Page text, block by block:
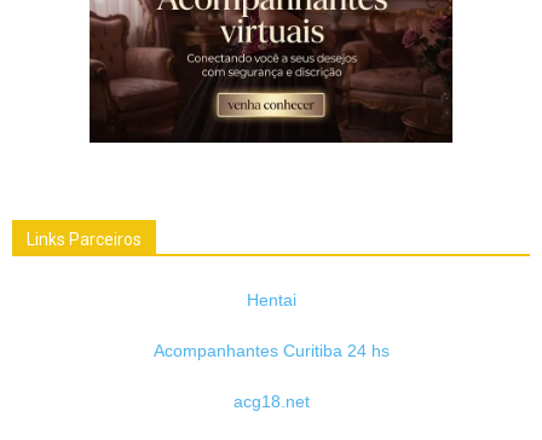
Links Parceiros
Hentai
Acompanhantes Curitiba 24 hs
acg18.net